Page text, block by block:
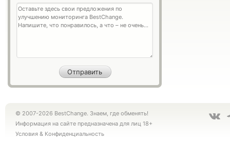
© 2007-2026 BestChange. Знаем, где обменять!
Информация на сайте предназначена для лиц 18+
Условия & Конфиденциальность